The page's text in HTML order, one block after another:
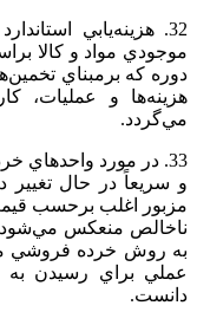
32. هزينه‌يابي‌
موجودي‌ مواد و کالا
دوره‌ كه‌ برمبناي‌
هزينه‌ها و عمليات‌،
مي‌گردد.
33. در مورد واحدهاي‌
و سريعاً در حال‌ تغيير
مزبور اغلب‌ برحسب‌
ناخالص‌ منعكس‌
به‌ روش‌ خرده‌ فروشي‌
عملي‌ براي‌ رسيدن‌ به‌
دانست‌.